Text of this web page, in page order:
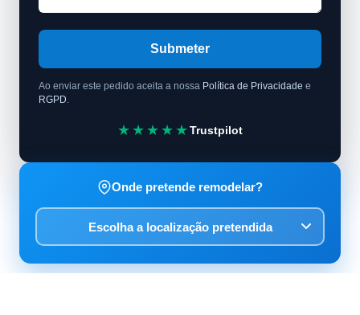
Submeter
Ao enviar este pedido aceita a nossa Política de Privacidade e
RGPD
★★★★★Trustpilot
Onde pretende remodelar?